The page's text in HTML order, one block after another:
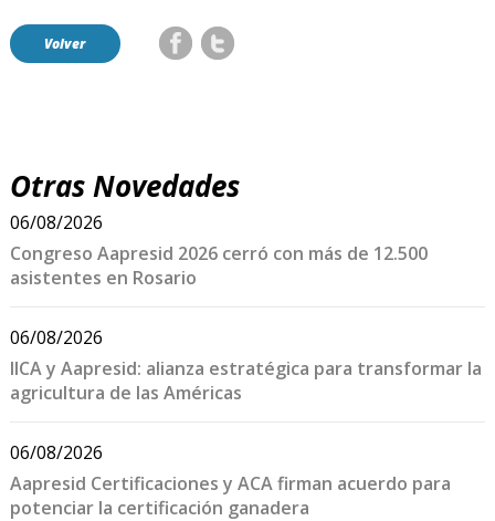
Volver
Otras Novedades
06/08/2026
Congreso Aapresid 2026 cerró con más de 12.500
asistentes en Rosario
06/08/2026
IICA y Aapresid: alianza estratégica para transformar la
agricultura de las Américas
06/08/2026
Aapresid Certificaciones y ACA firman acuerdo para
potenciar la certificación ganadera